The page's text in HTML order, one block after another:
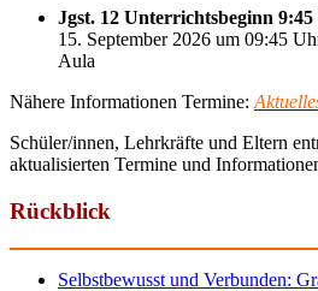
Jgst. 12 Unterrichtsbeginn
15. September 2026 um 09:45
Aula
Nähere Informationen Termine:
Schüler/innen, Lehrkräfte und Eltern
aktualisierten Termine und
Rückblick
Selbstbewusst und Verbunden: